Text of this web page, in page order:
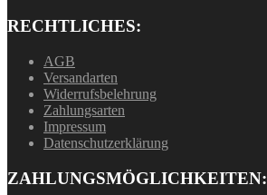
RECHTLICHES:
AGB
Versandarten
Widerrufsbelehrung
Zahlungsarten
Impressum
Datenschutzerklärung
ZAHLUNGSMÖGLICHKEITEN: